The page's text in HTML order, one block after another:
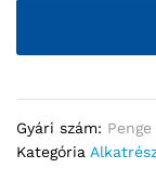
Gyári szám:
Kategória